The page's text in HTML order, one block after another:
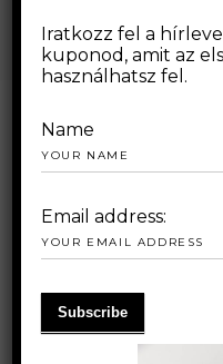
TOURS
Iratkozz fel a
kuponod, amit az
használhatsz fel.
Name
Email address: